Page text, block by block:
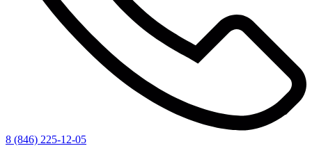
8 (846) 225-12-05